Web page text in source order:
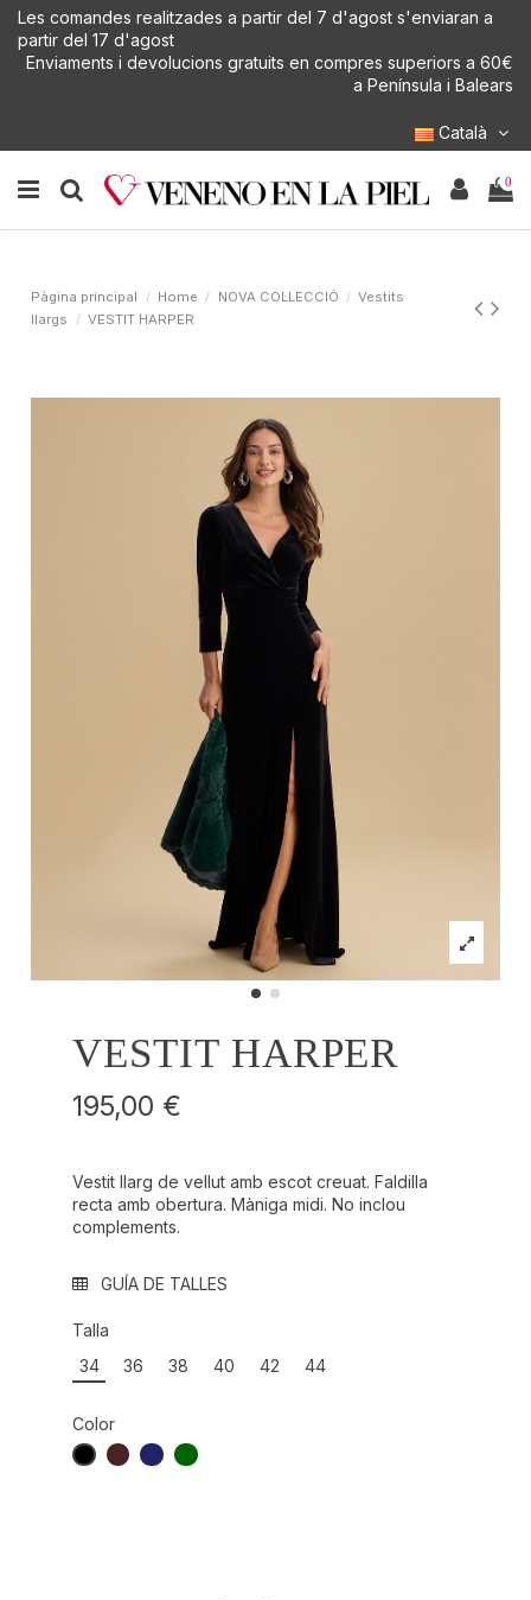
Les comandes realitzades a partir del 7 d'agost s'enviaran a
partir del 17 d'agost
Enviaments i devolucions gratuits en compres superiors a 60€
a Península i Balears
Català
0
Pàgina principal Home NOVA COL·LECCIÓ
Vestits
llargs
VESTIT HARPER
VESTIT HARPER
195,00 €
Vestit llarg de vellut amb escot creuat. Faldilla
recta amb obertura. Màniga midi. No inclou
complements.
GUÍA DE TALLES
Talla
34
36 38 40 42 44
Color
NEGRO REF.: 000009
MOCHA MOUSSE REF.: 000047
AZUL NOCHE REF.: 000063
VERDE EVERGREEN REF.: 000078